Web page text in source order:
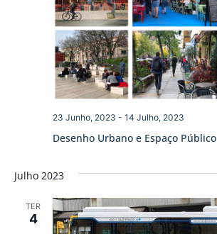
Desenho Urbano e Espaço Público
23 Junho, 2023 - 14 Julho, 2023
Julho 2023
TER
4